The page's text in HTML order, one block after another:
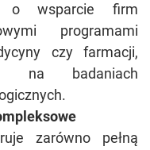
o wsparcie firm
programami
czy farmacji,
na badaniach
zarówno pełną